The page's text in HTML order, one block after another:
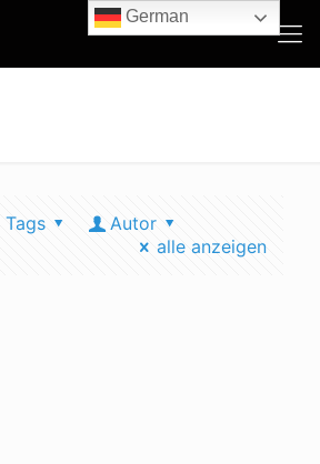
Tags
Autor
alle anzeigen
German